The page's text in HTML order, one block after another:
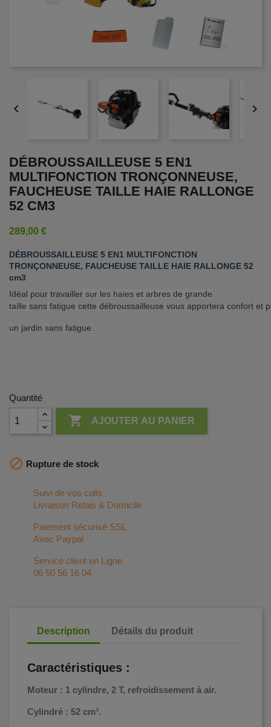
 
DÉBROUSSAILLEUSE 5 EN1
MULTIFONCTION TRONÇONNEUSE,
FAUCHEUSE TAILLE HAIE RALLONGE
52 CM3
289,00 €
DÉBROUSSAILLEUSE 5 EN1 MULTIFONCTION
TRONÇONNEUSE, FAUCHEUSE TAILLE HAIE RALLONGE 52
cm3
Idéal pour travailler sur les haies et arbres de grande
taille sans fatigue cette débroussailleuse vous apportera confort et
un jardin sans fatigue
Quantité
 AJOUTER AU PANIER
 Rupture de stock
Suivi de vos colis
Livraison Relais & Domicile
Paiement sécurisé SSL
Avec Paypal
Service client en Ligne
06 50 56 16 04
Description Détails du produit
Caractéristiques :
Moteur : 1 cylindre, 2 T, refroidissement à air.
Cylindré : 52 cm³.